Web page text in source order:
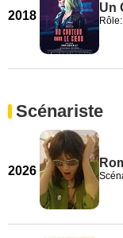
2018
Un
Scénariste
2026